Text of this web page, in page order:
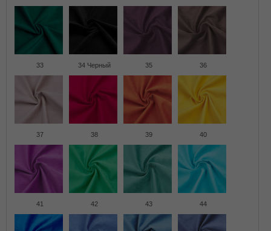
33 34 Черный 35 36
37 38 39 40
41 42 43 44